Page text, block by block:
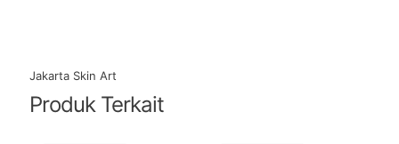
Jakarta Skin Art
Produk Terkait